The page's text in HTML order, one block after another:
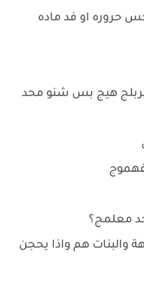
حروره او فد ماده
هيج بس شنو محد
معلمج؟
والبنات هم واذا يحجن